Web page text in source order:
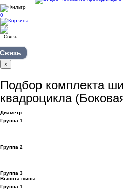
0
×
Подбор комплекта
квадроцикла
Диаметр:
Группа 1
Группа 2
Группа 3
Высота шины:
Группа 1